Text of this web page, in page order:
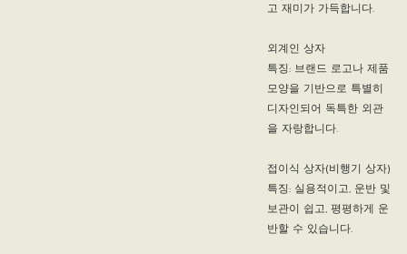
고 재미가 가득합니다.
외계인 상자
특징: 브랜드 로고나 제품
모양을 기반으로 특별히
디자인되어 독특한 외관
을 자랑합니다.
접이식 상자(비행기 상자)
특징: 실용적이고, 운반 및
보관이 쉽고, 평평하게 운
반할 수 있습니다.